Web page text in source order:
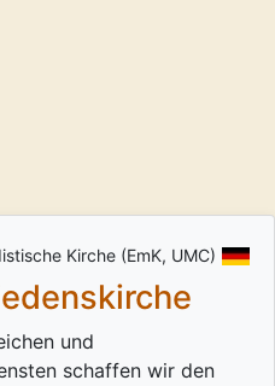
Kirche (EmK, UMC)
und
schaffen wir den